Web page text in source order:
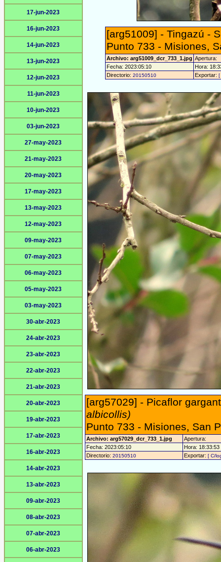
17-jun-2023
16-jun-2023
14-jun-2023
13-jun-2023
12-jun-2023
11-jun-2023
10-jun-2023
03-jun-2023
27-may-2023
21-may-2023
20-may-2023
17-may-2023
13-may-2023
12-may-2023
09-may-2023
07-may-2023
06-may-2023
05-may-2023
03-may-2023
30-abr-2023
24-abr-2023
23-abr-2023
22-abr-2023
21-abr-2023
20-abr-2023
19-abr-2023
17-abr-2023
16-abr-2023
14-abr-2023
13-abr-2023
09-abr-2023
08-abr-2023
07-abr-2023
06-abr-2023
[arg51009] - Tingazú -
Punto 733 - Misiones,
Archivo: arg51009_dcr_733_1.jpg Apertura:
Fecha: 2023:05:10
Hora:
Directorio: 20150510 Exportar: [
[arg57029] - Picaflor
albicollis)
Punto 733 - Misiones, San
Archivo: arg57029_dcr_733_1.jpg
Apertura:
Fecha: 2023:05:10
Hora:
Directorio: 20150510 Exportar: [ C/